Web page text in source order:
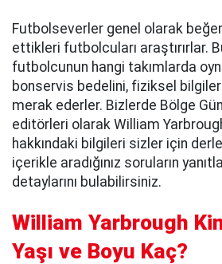
Futbolseverler genel olarak
ettikleri futbolcuları araştırırlar.
futbolcunun hangi takımlarda
bonservis bedelini, fiziksel
merak ederler. Bizlerde Bölge
editörleri olarak William
hakkındaki bilgileri sizler için
içerikle aradığınız soruların
detaylarını bulabilirsiniz.
William Yarbrough
Yaşı ve Boyu Kaç?